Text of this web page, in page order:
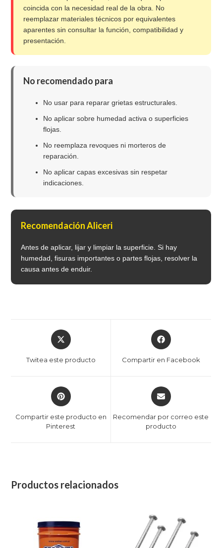
coincida con la necesidad real de la obra. No
reemplazar materiales técnicos por equivalentes
aparentes sin consultar la función, compatibilidad y
presentación.
No recomendado para
No usar para reparar grietas estructurales.
No aplicar sobre humedad activa o superficies
flojas.
No reemplaza revoques ni morteros de
reparación.
No aplicar capas excesivas sin respetar
indicaciones.
Recomendación Aliceri
Antes de aplicar, lijar y limpiar la superficie. Si hay
humedad, fisuras importantes o partes flojas, resolver la
causa antes de enduir.
Twitea este producto Compartir en Facebook
Compartir este producto en
Pinterest
Recomendar por correo este
producto
Productos relacionados